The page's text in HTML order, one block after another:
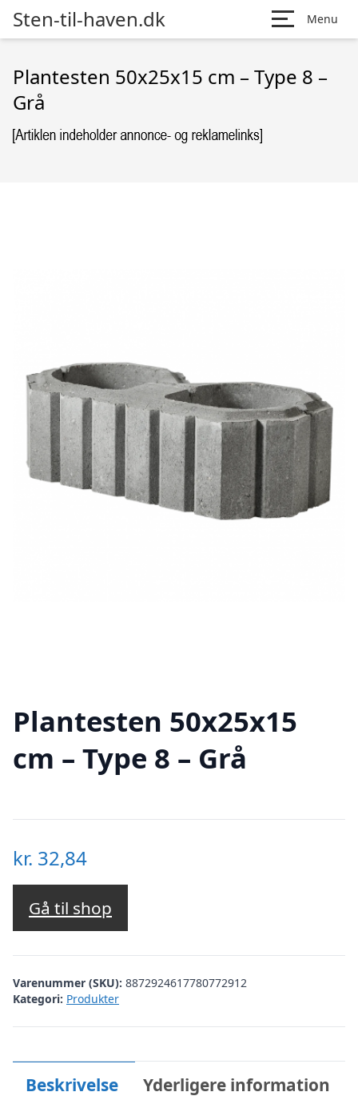
Sten-til-haven.dk Menu
Plantesten 50x25x15 cm – Type 8 –
Grå
Plantesten 50x25x15
cm – Type 8 – Grå
kr. 32,84
Gå til shop
Varenummer (SKU): 8872924617780772912
Kategori: Produkter
Beskrivelse Yderligere information